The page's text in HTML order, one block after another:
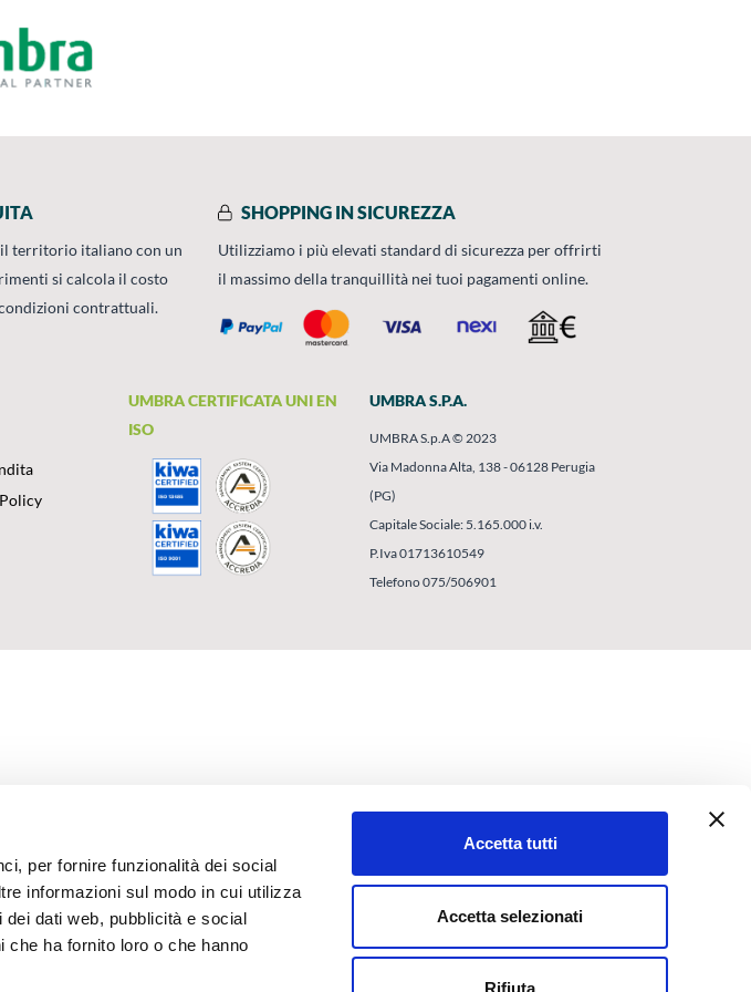
per fornire funzionalità dei social
informazioni sul modo in cui utilizza
dati web, pubblicità e social
che ha fornito loro o che hanno
Accetta tutti
Accetta selezionati
Rifiuta
territorio italiano con un
si calcola il costo
contrattuali.
SHOPPING IN SICUREZZA
Utilizziamo i più elevati standard di sicurezza per offrirti
il massimo della tranquillità nei tuoi pagamenti online.
UMBRA CERTIFICATA UNI EN
ISO
UMBRA S.P.A.
UMBRA S.p.A © 2023
Via Madonna Alta, 138 - 06128 Perugia
(PG)
Capitale Sociale: 5.165.000 i.v.
P.Iva 01713610549
Telefono 075/506901